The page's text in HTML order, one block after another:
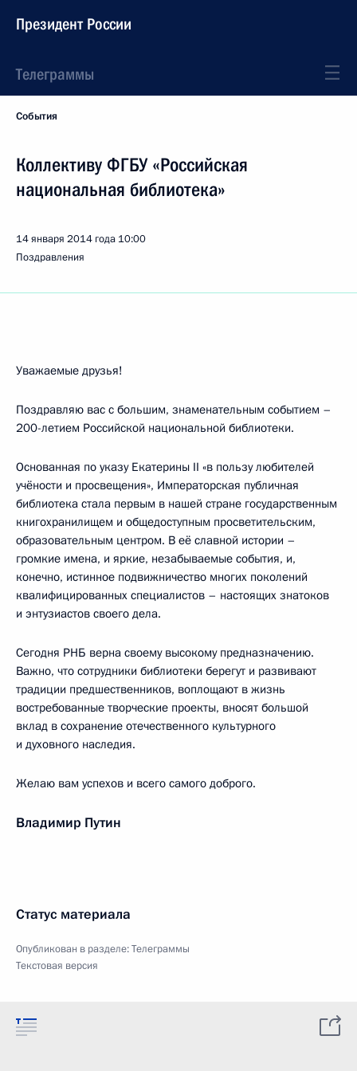
Президент России
Телеграммы
События
Коллективу ФГБУ «Российская
национальная библиотека»
14 января 2014 года 10:00
Поздравления
Уважаемые друзья!
Поздравляю вас с большим, знаменательным событием –
200-летием Российской национальной библиотеки.
Основанная по указу Екатерины II «в пользу любителей
учёности и просвещения», Императорская публичная
библиотека стала первым в нашей стране государственным
книгохранилищем и общедоступным просветительским,
образовательным центром. В её славной истории –
громкие имена, и яркие, незабываемые события, и,
конечно, истинное подвижничество многих поколений
квалифицированных специалистов – настоящих знатоков
и энтузиастов своего дела.
Сегодня РНБ верна своему высокому предназначению.
Важно, что сотрудники библиотеки берегут и развивают
традиции предшественников, воплощают в жизнь
востребованные творческие проекты, вносят большой
вклад в сохранение отечественного культурного
и духовного наследия.
Желаю вам успехов и всего самого доброго.
Владимир Путин
Статус материала
Опубликован в разделе:Телеграммы
Текстовая версия